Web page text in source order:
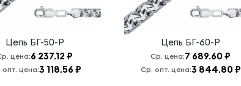
Цепь БГ-50-Р
цена:6 237.12 ₽
цена:3 118.56 ₽
Цепь БГ-60-Р
Ср. цена:7 689.60 ₽
Ср. опт. цена:3 844.80 ₽